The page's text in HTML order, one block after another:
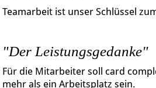
Teamarbeit ist unser Schlüssel
"Der Leistungsgedanke"
Für die Mitarbeiter soll card
mehr als ein Arbeitsplatz sein.